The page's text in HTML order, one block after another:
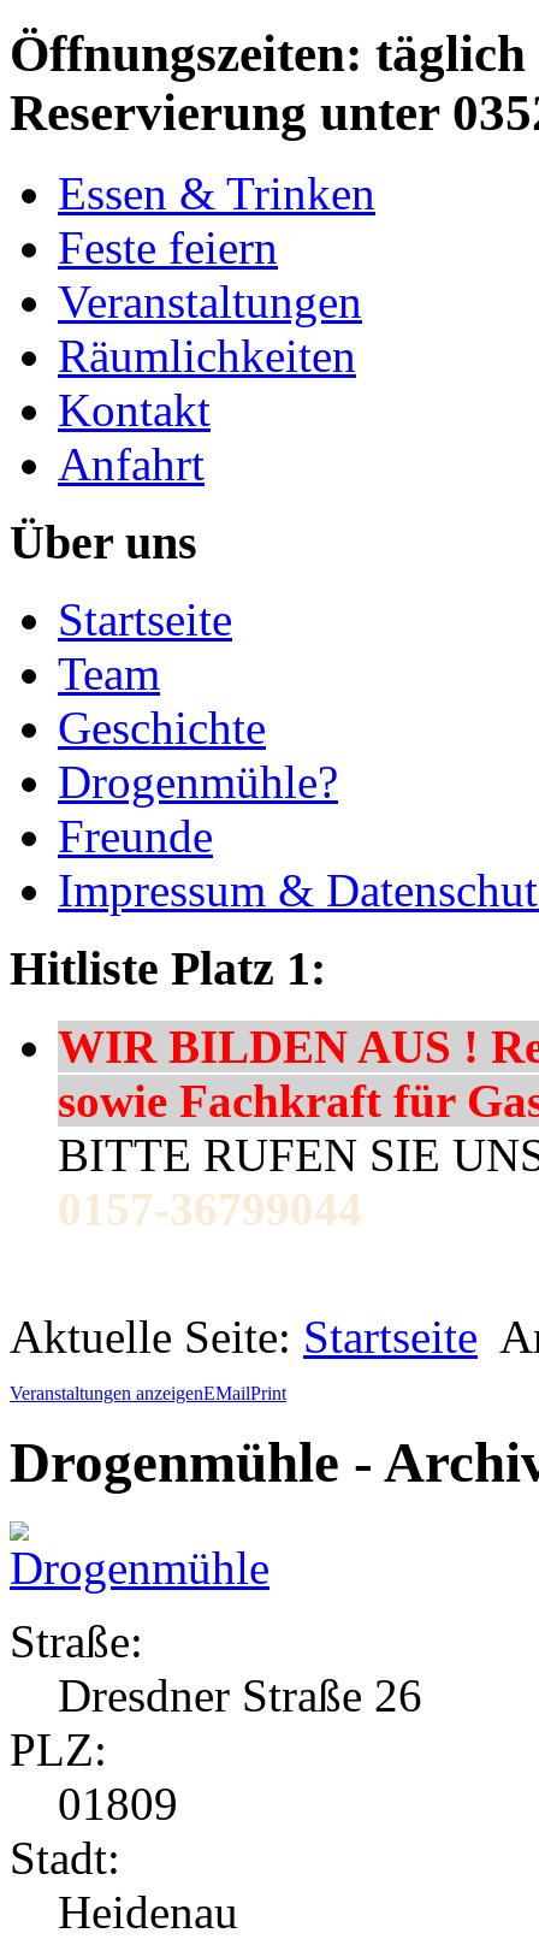
Öffnungszeiten: täglich
Reservierung unter
Essen & Trinken
Feste feiern
Veranstaltungen
Räumlichkeiten
Kontakt
Anfahrt
Über uns
Startseite
Team
Geschichte
Drogenmühle?
Freunde
Impressum &
Hitliste Platz 1:
WIR BILDEN AUS !
sowie Fachkraft für
BITTE RUFEN SIE
0157-36799044
Aktuelle Seite: Startseite
Veranstaltungen anzeigenEMailPrint
Drogenmühle -
Straße:
Dresdner Straße 26
PLZ:
01809
Stadt:
Heidenau